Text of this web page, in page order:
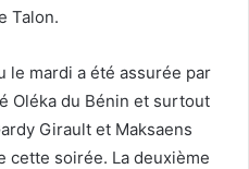
Talon.
le mardi a été assurée par
Oléka du Bénin et surtout
Girault et Maksaens
cette soirée. La deuxième